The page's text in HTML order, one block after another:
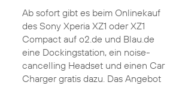
Ab sofort gibt es beim Onlinekauf
des Sony Xperia XZ1 oder XZ1
Compact auf o2.de und Blau.de
eine Dockingstation, ein noise-
cancelling Headset und einen Car
Charger gratis dazu. Das Angebot